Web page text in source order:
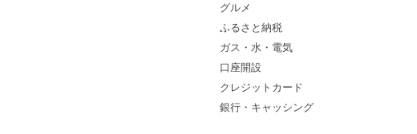
グルメ
ふるさと納税
ガス・水・電気
口座開設
クレジットカード
銀行・キャッシング